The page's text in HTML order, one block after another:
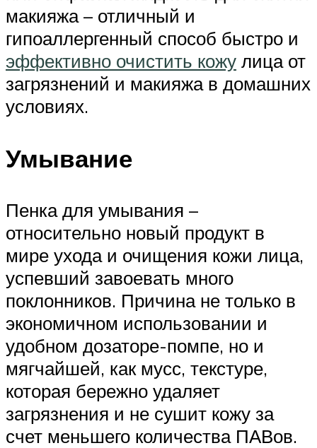
макияжа – отличный и
гипоаллергенный способ быстро и
эффективно очистить кожу лица от
загрязнений и макияжа в домашних
условиях.
Умывание
Пенка для умывания –
относительно новый продукт в
мире ухода и очищения кожи лица,
успевший завоевать много
поклонников. Причина не только в
экономичном использовании и
удобном дозаторе-помпе, но и
мягчайшей, как мусс, текстуре,
которая бережно удаляет
загрязнения и не сушит кожу за
счет меньшего количества ПАВов.